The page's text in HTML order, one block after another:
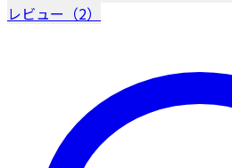
レビュー（2）